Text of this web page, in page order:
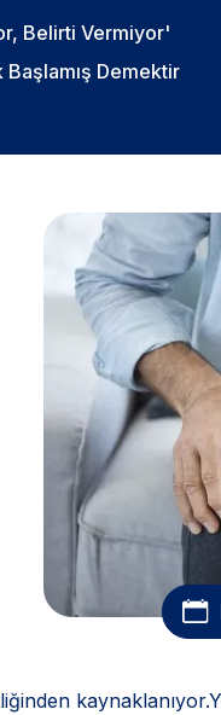
Belirti Vermiyor'
Başlamış Demektir